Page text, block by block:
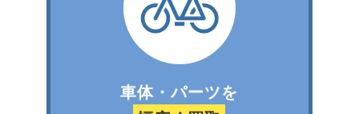
車体・パーツを